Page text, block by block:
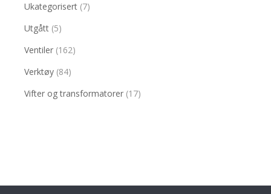
Ukategorisert (7)
Utgått (5)
Ventiler (162)
Verktøy (84)
Vifter og transformatorer (17)